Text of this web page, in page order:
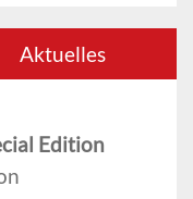
Aktuelles
Edition